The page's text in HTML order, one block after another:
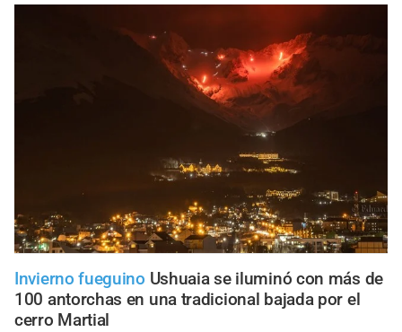
Invierno fueguino Ushuaia se iluminó con más de
100 antorchas en una tradicional bajada por el
cerro Martial